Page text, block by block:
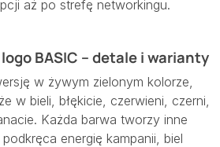
aż po strefę networkingu.
BASIC – detale i warianty
w żywym zielonym kolorze,
w bieli, błękicie, czerwieni, czerni,
Każda barwa tworzy inne
energię kampanii, biel